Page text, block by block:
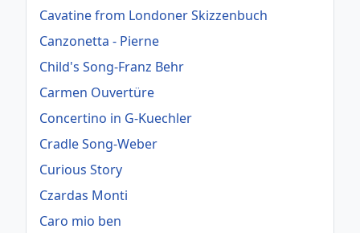
Cavatine from Londoner Skizzenbuch
Canzonetta - Pierne
Child's Song-Franz Behr
Carmen Ouvertüre
Concertino in G-Kuechler
Cradle Song-Weber
Curious Story
Czardas Monti
Caro mio ben